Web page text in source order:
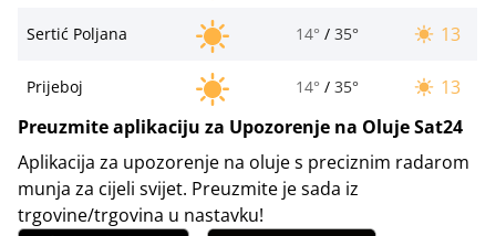
Sertić Poljana 14° / 35° 13
Prijeboj 14° / 35°
13
Preuzmite aplikaciju za Upozorenje na Oluje Sat24
Aplikacija za upozorenje na oluje s preciznim radarom
munja za cijeli svijet. Preuzmite je sada iz
trgovine/trgovina u nastavku!